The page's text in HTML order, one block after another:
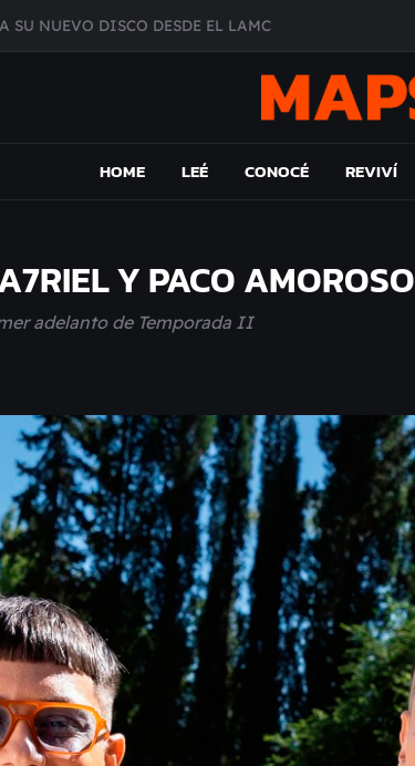
HOME LEÉ CONOCÉ REVIVÍ
Y PACO AMOROSO
adelanto de Temporada II